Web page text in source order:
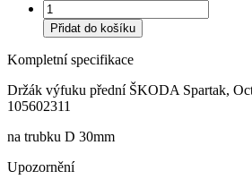
Přidat do košíku
Kompletní specifikace
Držák výfuku přední ŠKODA Spartak,
105602311
na trubku D 30mm
Upozornění